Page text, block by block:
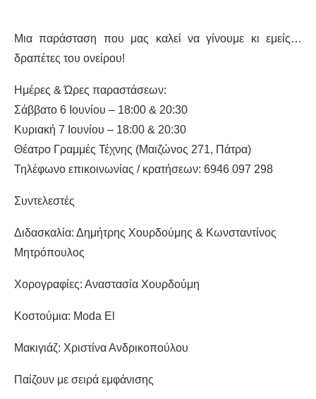
Μια παράσταση που μας καλεί να γίνουμε κι εμείς…
δραπέτες του ονείρου!
Ημέρες & Ώρες παραστάσεων:
Σάββατο 6 Ιουνίου – 18:00 & 20:30
Κυριακή 7 Ιουνίου – 18:00 & 20:30
Θέατρο Γραμμές Τέχνης (Μαιζώνος 271, Πάτρα)
Τηλέφωνο επικοινωνίας / κρατήσεων: 6946 097 298
Συντελεστές
Διδασκαλία: Δημήτρης Χουρδούμης & Κωνσταντίνος
Μητρόπουλος
Χορογραφίες: Αναστασία Χουρδούμη
Κοστούμια: Moda El
Μακιγιάζ: Χριστίνα Ανδρικοπούλου
Παίζουν με σειρά εμφάνισης